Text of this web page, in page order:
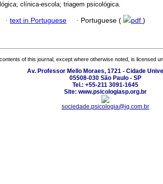
clínica-escola; triagem psicológica.
· text in Portuguese · Portuguese ( pdf )
of this journal, except where otherwise noted, is licensed
Av. Professor Mello Moraes, 1721 - Cidade
05508-030 São Paulo - SP
Tel.: +55-211 3091-1645
Site: www.psicologiasp.org.br
sociedade.psicologia@ig.com.br